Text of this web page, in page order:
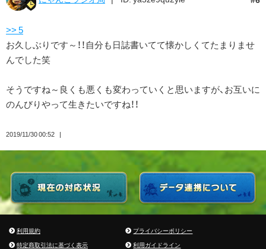
>> 5
お久しぶりです～！！自分も日誌書いてて懐かしくてたまりませ
んでした笑
そうですね～良くも悪くも変わっていくと思いますが、お互いに
のんびりやって生きたいですね！！
2019/11/30 00:52
利用規約
プライバシーポリシー
特定商取引法に基づく表示
利用ガイドライン